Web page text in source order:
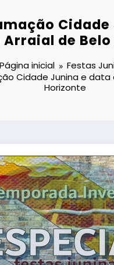
Cidade
de
Página inicial
Festas
Cidade Junina e data
Horizonte